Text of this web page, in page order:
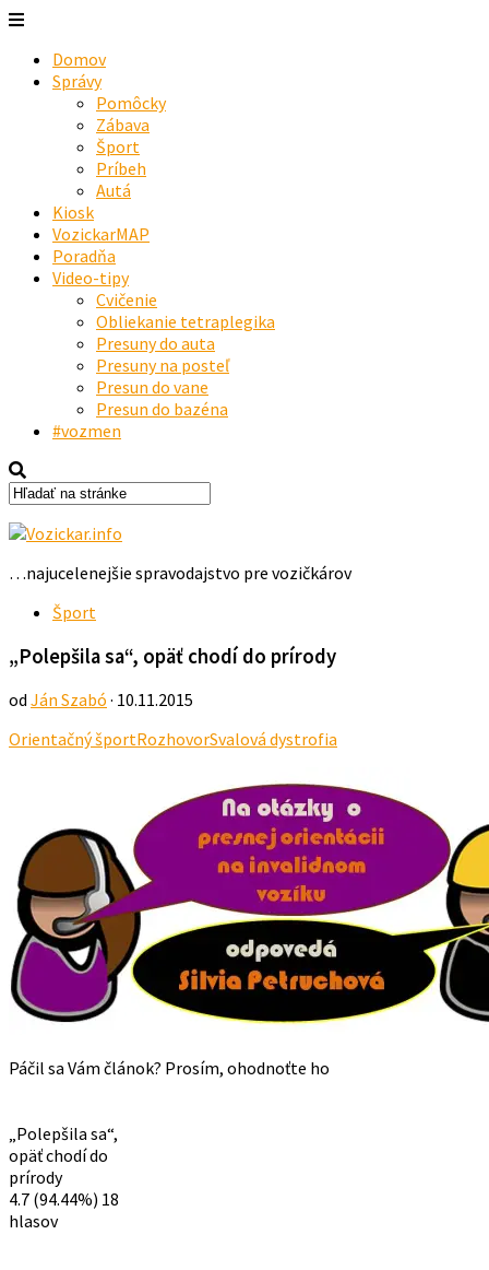
Domov
Správy
Pomôcky
Zábava
Šport
Príbeh
Autá
Kiosk
VozickarMAP
Poradňa
Video-tipy
Cvičenie
Obliekanie tetraplegika
Presuny do auta
Presuny na posteľ
Presun do vane
Presun do bazéna
#vozmen
…najucelenejšie spravodajstvo pre vozičkárov
Šport
„Polepšila sa“, opäť chodí do prírody
od Ján Szabó · 10.11.2015
Orientačný športRozhovorSvalová dystrofia
Páčil sa Vám článok? Prosím, ohodnoťte ho
„Polepšila sa“,
opäť chodí do
prírody
4.7 (94.44%) 18
hlasov